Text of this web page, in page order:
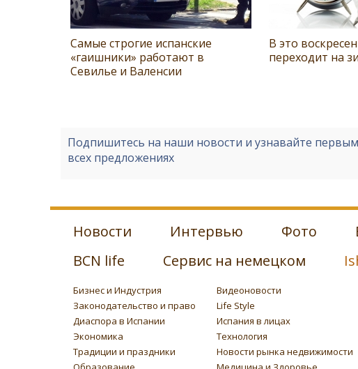
Самые строгие испанские
«гаишники» работают в
Севилье и Валенсии
В это
переходит на
Подпишитесь на наши новости и узнавайте
всех предложениях
Новости Интервью Фото
BCN life
Сервис на немецком
Бизнес и Индустрия Видеоновости
Законодательство и право
Life Style
Диаспора в Испании
Испания в лицах
Экономика
Технология
Традиции и праздники
Новости рынка недвижимости